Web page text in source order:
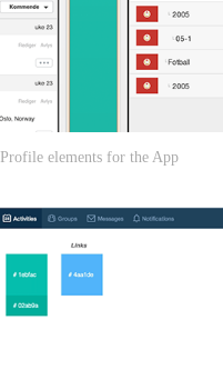
Profile elements for the App